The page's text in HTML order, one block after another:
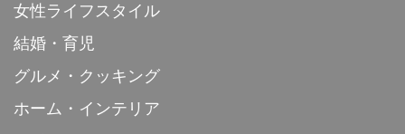
女性ライフスタイル
結婚・育児
グルメ・クッキング
ホーム・インテリア